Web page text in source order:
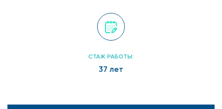
СТАЖ РАБОТЫ:
37 лет